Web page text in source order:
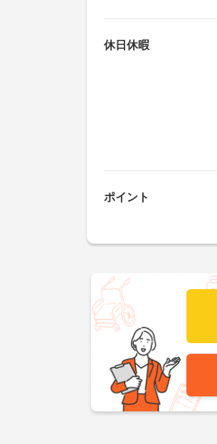
休日休暇
ポイント